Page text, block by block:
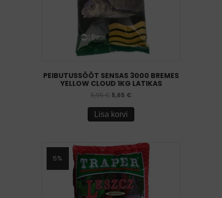
PEIBUTUSSÖÖT SENSAS 3000 BREMES
YELLOW CLOUD 1KG LATIKAS
5,95€ 5,65 €
Lisa korvi
5%